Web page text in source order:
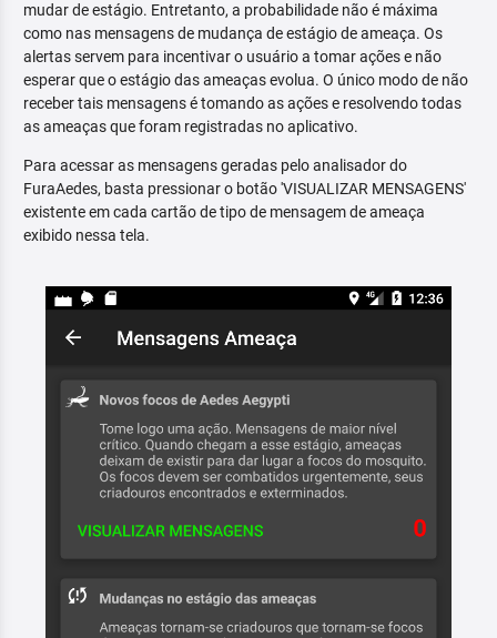
mudar de estágio. Entretanto, a probabilidade não é máxima
como nas mensagens de mudança de estágio de ameaça. Os
alertas servem para incentivar o usuário a tomar ações e não
esperar que o estágio das ameaças evolua. O único modo de não
receber tais mensagens é tomando as ações e resolvendo todas
as ameaças que foram registradas no aplicativo.
Para acessar as mensagens geradas pelo analisador do
FuraAedes, basta pressionar o botão 'VISUALIZAR MENSAGENS'
existente em cada cartão de tipo de mensagem de ameaça
exibido nessa tela.